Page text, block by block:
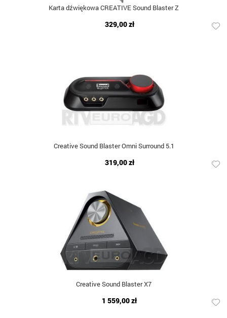
Karta dźwiękowa CREATIVE Sound Blaster Z
329,00 zł
Creative Sound Blaster Omni Surround 5.1
319,00 zł
Creative Sound Blaster X7
1 559,00 zł